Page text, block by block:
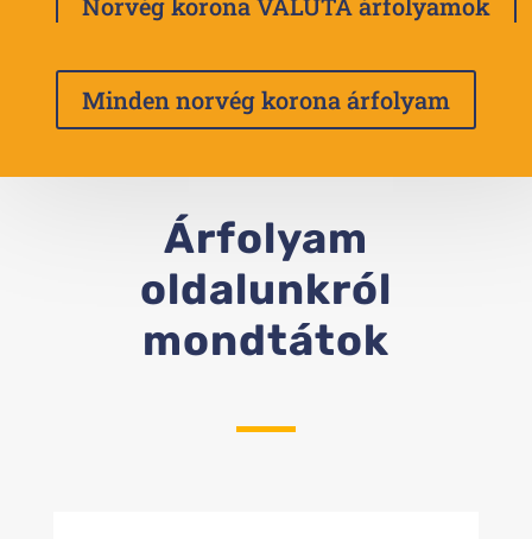
Minden norvég korona árfolyam
Árfolyam
oldalunkról
mondtátok